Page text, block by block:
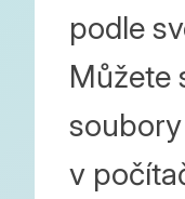
podle
Můžete
v